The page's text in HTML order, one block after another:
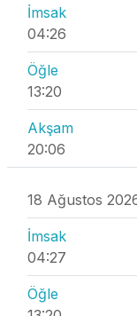
İmsak
04:26
Öğle
13:20
Akşam
20:06
18 Ağustos
İmsak
04:27
Öğle